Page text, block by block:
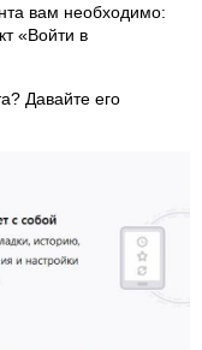
вам необходимо:
«Войти в
Давайте его